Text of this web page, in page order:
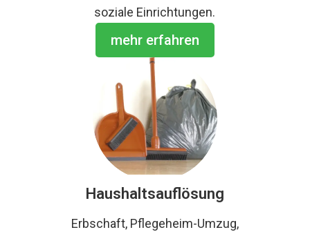
soziale Einrichtungen.
mehr erfahren
Haushaltsauflösung
Erbschaft, Pflegeheim-Umzug,